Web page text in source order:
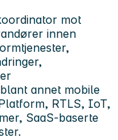
mot
innen
annet mobile
RTLS, IoT,
SaaS-baserte